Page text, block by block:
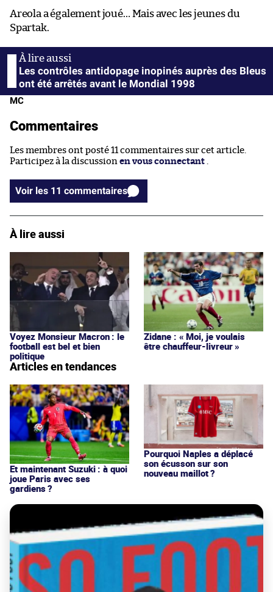
Areola a également joué… Mais avec les jeunes du
Spartak.
Les contrôles antidopage inopinés auprès des Bleus
ont été arrêtés avant le Mondial 1998
MC
Commentaires
Les membres ont posté 11 commentaires sur cet article.
Participez à la discussion en vous connectant
Voir les 11 commentaires
À lire aussi
Voyez Monsieur Macron : le
football est bel et bien
politique
Zidane : « Moi, je voulais
être chauffeur-livreur »
Articles en tendances
Et maintenant Suzuki : à quoi
joue Paris avec ses
gardiens ?
Pourquoi Naples a déplacé
son écusson sur son
nouveau maillot ?